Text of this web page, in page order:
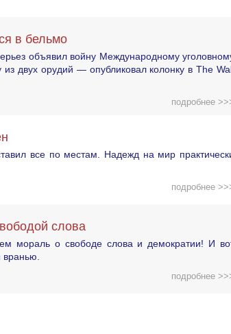
в бельмо
объявил войну Международному
двух орудий — опубликовал колонку в The
подробнее
все по местам. Надежд на мир
подробнее
слова
мораль о свободе слова и демократии! И
подробнее